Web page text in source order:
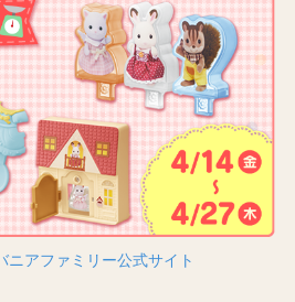
ニアファミリー公式サイト